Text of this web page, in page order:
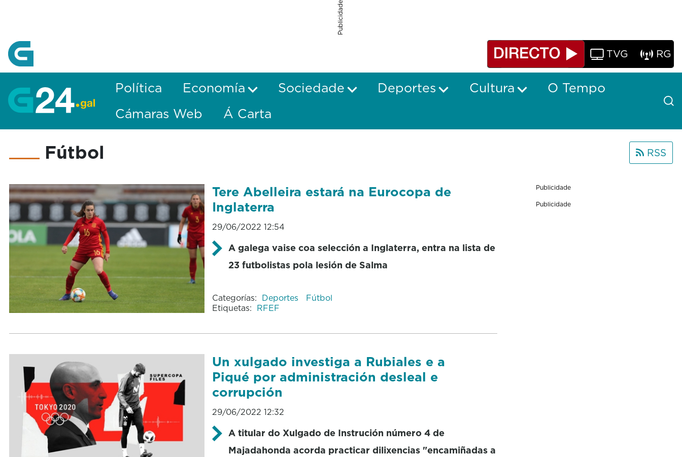
Publicidade
TVG RG
Política Economía Sociedade Deportes Cultura
O Tempo
Cámaras Web
Á Carta
Fútbol RSS
Tere Abelleira estará na Eurocopa de
Inglaterra
29/06/2022 12:54
A galega vaise coa selección a Inglaterra, entra na lista de
23 futbolistas pola lesión de Salma
Categorías: Deportes
Fútbol
Etiquetas: RFEF
Un xulgado investiga a Rubiales e a
Piqué por administración desleal e
corrupción
29/06/2022 12:32
A titular do Xulgado de Instrución número 4 de
Majadahonda acorda practicar dilixencias "encamiñadas a
Publicidade
Publicidade